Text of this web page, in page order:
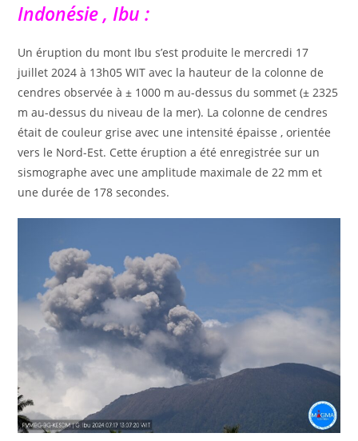
Indonésie , Ibu :
Un éruption du mont Ibu s’est produite le mercredi 17
juillet 2024 à 13h05 WIT avec la hauteur de la colonne de
cendres observée à ± 1000 m au-dessus du sommet (± 2325
m au-dessus du niveau de la mer). La colonne de cendres
était de couleur grise avec une intensité épaisse , orientée
vers le Nord-Est. Cette éruption a été enregistrée sur un
sismographe avec une amplitude maximale de 22 mm et
une durée de 178 secondes.